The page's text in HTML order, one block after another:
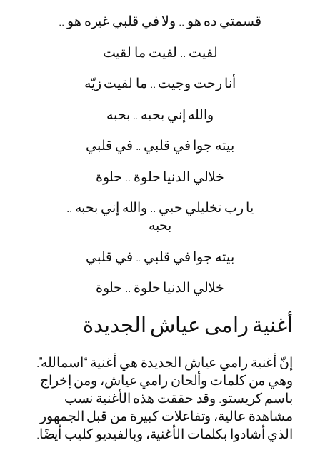
قسمتي ده هو .. ولا في قلبي غيره هو ..
لفيت .. لفيت ما لقيت
أنا رحت وجيت .. ما لقيت زيّه
والله إني بحبه .. بحبه
بيته جوا في قلبي .. في قلبي
خلالي الدنيا حلوة .. حلوة
يا رب تخليلي حبي .. والله إني بحبه ..
بحبه
بيته جوا في قلبي .. في قلبي
خلالي الدنيا حلوة .. حلوة
أغنية رامى عياش الجديدة
إنّ أغنية رامي عياش الجديدة هي أغنية “اسمالله”.
وهي من كلمات وألحان رامي عياش، ومن إخراج
باسم كريستو. وقد حققت هذه الأغنية نسب
مشاهدة عالية، وتفاعلات كبيرة من قبل الجمهور
الذي أشادوا بكلمات الأغنية، وبالفيديو كليب أيضًا.